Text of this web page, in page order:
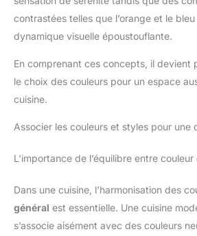
contrastées telles que l’orange et le
dynamique visuelle époustouflante.
En comprenant ces concepts, il devient
le choix des couleurs pour un espace
cuisine.
Associer les couleurs et styles pour une
L’importance de l’équilibre entre
Dans une cuisine, l’harmonisation des
général est essentielle. Une cuisine
s’associe aisément avec des couleurs